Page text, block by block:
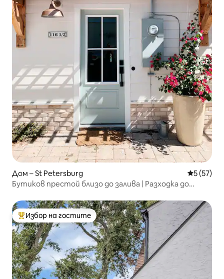
Дом – St Petersburg Средна
5 (57)
Бутиков престой близо до залива | Разходка до
Най-популярен избор на гостите
Избор на гостите